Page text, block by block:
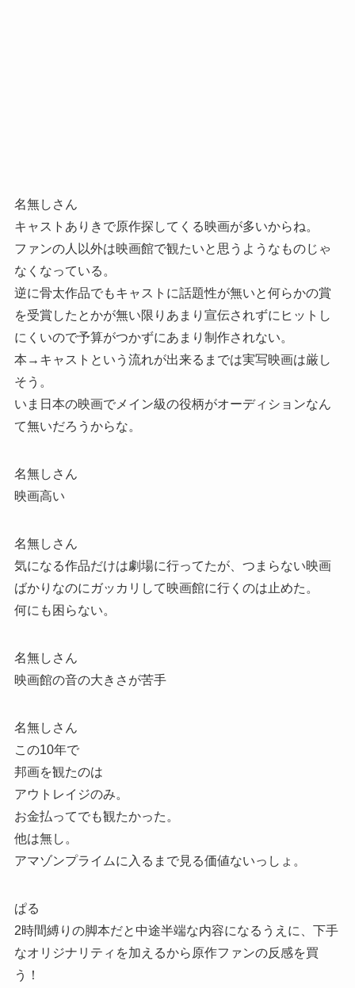
名無しさん
キャストありきで原作探してくる映画が多いからね。
ファンの人以外は映画館で観たいと思うようなものじゃ
なくなっている。
逆に骨太作品でもキャストに話題性が無いと何らかの賞
を受賞したとかが無い限りあまり宣伝されずにヒットし
にくいので予算がつかずにあまり制作されない。
本→キャストという流れが出来るまでは実写映画は厳し
そう。
いま日本の映画でメイン級の役柄がオーディションなん
て無いだろうからな。
名無しさん
映画高い
名無しさん
気になる作品だけは劇場に行ってたが、つまらない映画
ばかりなのにガッカリして映画館に行くのは止めた。
何にも困らない。
名無しさん
映画館の音の大きさが苦手
名無しさん
この10年で
邦画を観たのは
アウトレイジのみ。
お金払ってでも観たかった。
他は無し。
アマゾンプライムに入るまで見る価値ないっしょ。
ぱる
2時間縛りの脚本だと中途半端な内容になるうえに、下手
なオリジナリティを加えるから原作ファンの反感を買
う！